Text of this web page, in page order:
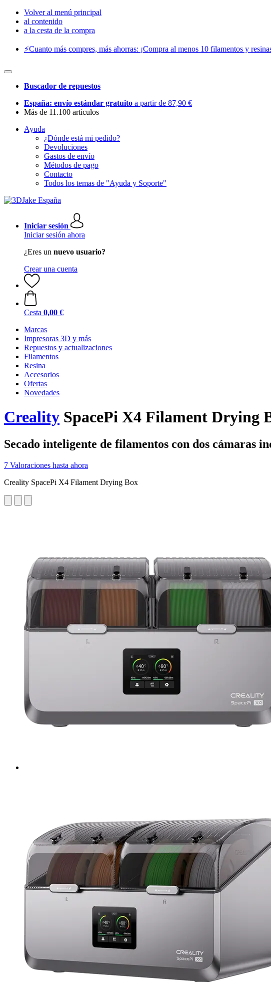
Volver al menú principal
al contenido
a la cesta de la compra
⚡️Cuanto más compres, más ahorras: ¡Compra al menos 10 filamentos y
Buscador de repuestos
España: envío estándar gratuito a partir de 87,90 €
Más de 11.100 artículos
Ayuda
¿Dónde está mi pedido?
Devoluciones
Gastos de envío
Métodos de pago
Contacto
Todos los temas de "Ayuda y Soporte"
Iniciar sesión
Iniciar sesión ahora
¿Eres un nuevo usuario?
Crear una cuenta
Cesta 0,00 €
Marcas
Impresoras 3D y más
Repuestos y actualizaciones
Filamentos
Resina
Accesorios
Ofertas
Novedades
Creality SpacePi X4 Filament Drying
Secado inteligente de filamentos con dos cámaras
7 Valoraciones hasta ahora
Creality SpacePi X4 Filament Drying Box